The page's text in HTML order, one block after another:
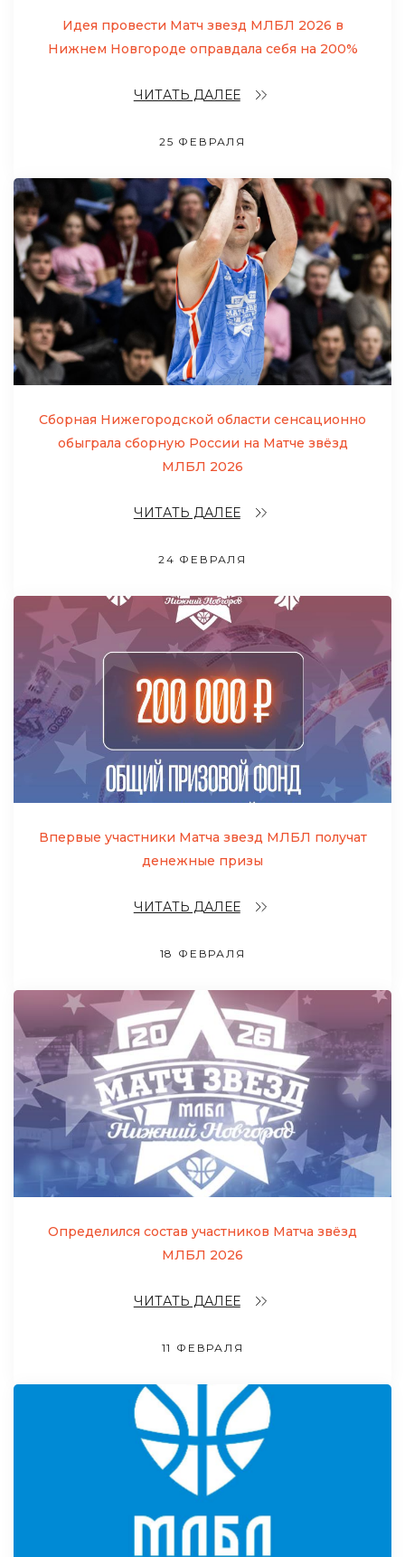
Идея провести Матч звезд МЛБЛ 2026 в
Нижнем Новгороде оправдала себя на 200%
ЧИТАТЬ ДАЛЕЕ
25 ФЕВРАЛЯ
Сборная Нижегородской области сенсационно
обыграла сборную России на Матче звёзд
МЛБЛ 2026
ЧИТАТЬ ДАЛЕЕ
24 ФЕВРАЛЯ
Впервые участники Матча звезд МЛБЛ получат
денежные призы
ЧИТАТЬ ДАЛЕЕ
18 ФЕВРАЛЯ
Определился состав участников Матча звёзд
МЛБЛ 2026
ЧИТАТЬ ДАЛЕЕ
11 ФЕВРАЛЯ